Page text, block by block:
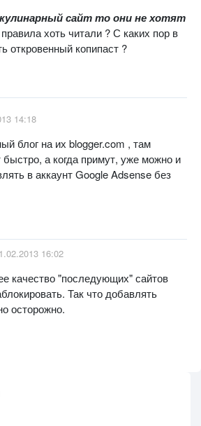
сайт то они не хотят
хоть читали ? С каких пор в
откровенный копипаст ?
14:18
блог на их blogger.com , там
а когда примут, уже можно и
в аккаунт Google Adsense без
16:02
качество "последующих" сайтов
Так что добавлять
осторожно.